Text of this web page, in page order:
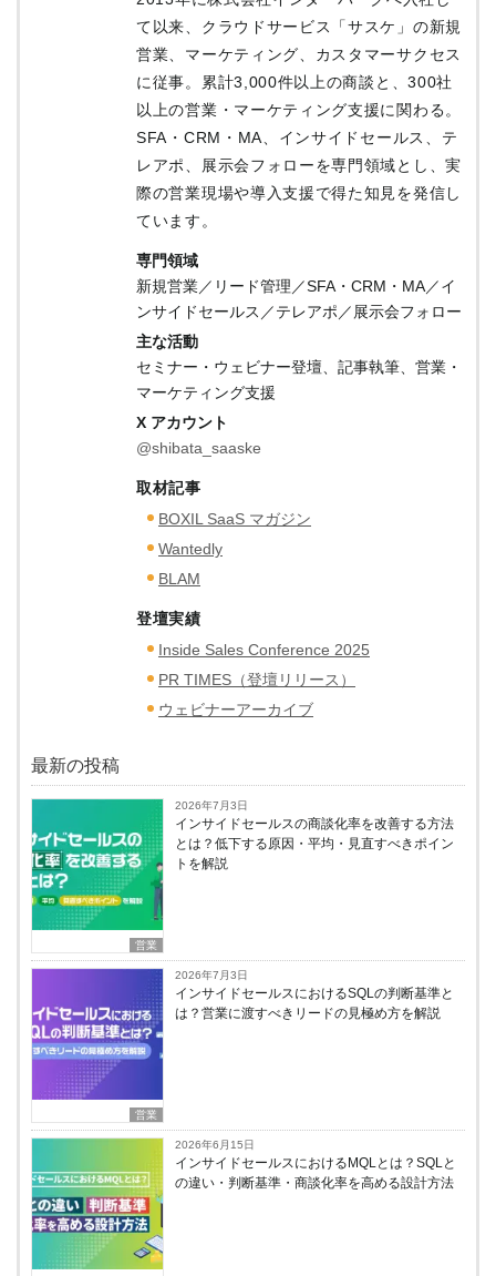
て以来、クラウドサービス「サスケ」の新規
営業、マーケティング、カスタマーサクセス
に従事。累計3,000件以上の商談と、300社
以上の営業・マーケティング支援に関わる。
SFA・CRM・MA、インサイドセールス、テ
レアポ、展示会フォローを専門領域とし、実
際の営業現場や導入支援で得た知見を発信し
ています。
専門領域
新規営業／リード管理／SFA・CRM・MA／イ
ンサイドセールス／テレアポ／展示会フォロー
主な活動
セミナー・ウェビナー登壇、記事執筆、営業・
マーケティング支援
X アカウント
@shibata_saaske
取材記事
BOXIL SaaS マガジン
Wantedly
BLAM
登壇実績
Inside Sales Conference 2025
PR TIMES（登壇リリース）
ウェビナーアーカイブ
最新の投稿
営業
2026年7月3日
インサイドセールスの商談化率を改善する方法
とは？低下する原因・平均・見直すべきポイン
トを解説
営業
2026年7月3日
インサイドセールスにおけるSQLの判断基準と
は？営業に渡すべきリードの見極め方を解説
2026年6月15日
インサイドセールスにおけるMQLとは？SQLと
の違い・判断基準・商談化率を高める設計方法